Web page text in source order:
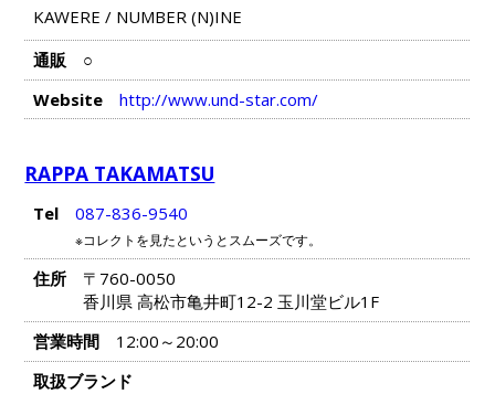
KAWERE / NUMBER (N)INE
通販
○
Website
http://www.und-star.com/
RAPPA TAKAMATSU
Tel 087-836-9540
※コレクトを見たというとスムーズです。
住所
〒760-0050
香川県 高松市亀井町12-2 玉川堂ビル1F
営業時間
12:00～20:00
取扱ブランド